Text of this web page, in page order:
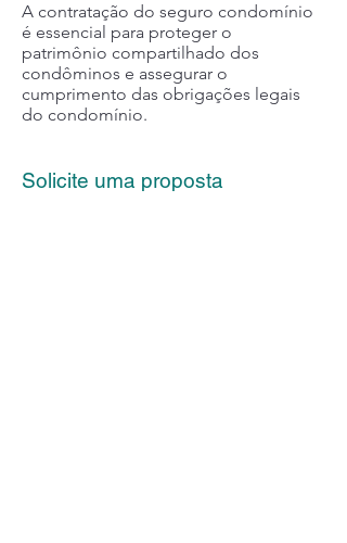
A contratação do seguro condomínio
é essencial para proteger o
patrimônio compartilhado dos
condôminos e assegurar o
cumprimento das obrigações legais
do condomínio.
Solicite uma proposta